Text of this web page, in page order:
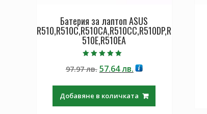
Батерия за лаптоп ASUS
R510,R510C,R510CA,R510CC,R510DP,R
510E,R510EA
5.00
от 5
97.97лв. Original
97.97 лв..
57.64лв.Текущата
57.64 лв..
Добавяне в количката